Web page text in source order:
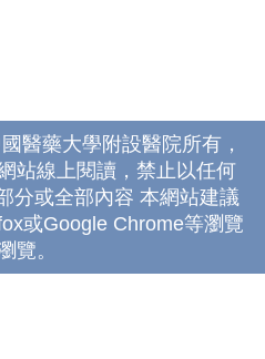
醫藥大學附設醫院所有，
站線上閱讀，禁止以任何
分或全部內容 本網站建議
或Google Chrome等瀏覽
覽。